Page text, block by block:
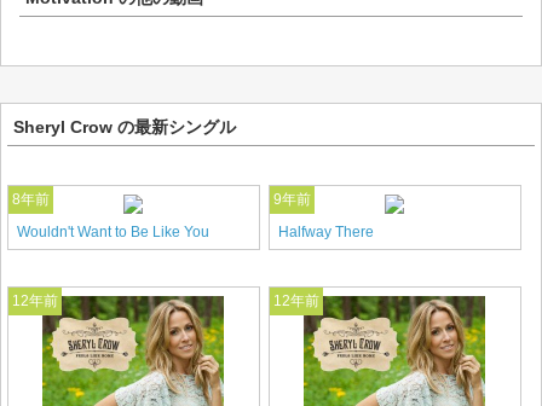
Sheryl Crow の最新シングル
8年前
Wouldn't Want to Be Like You
9年前
Halfway There
12年前 12年前